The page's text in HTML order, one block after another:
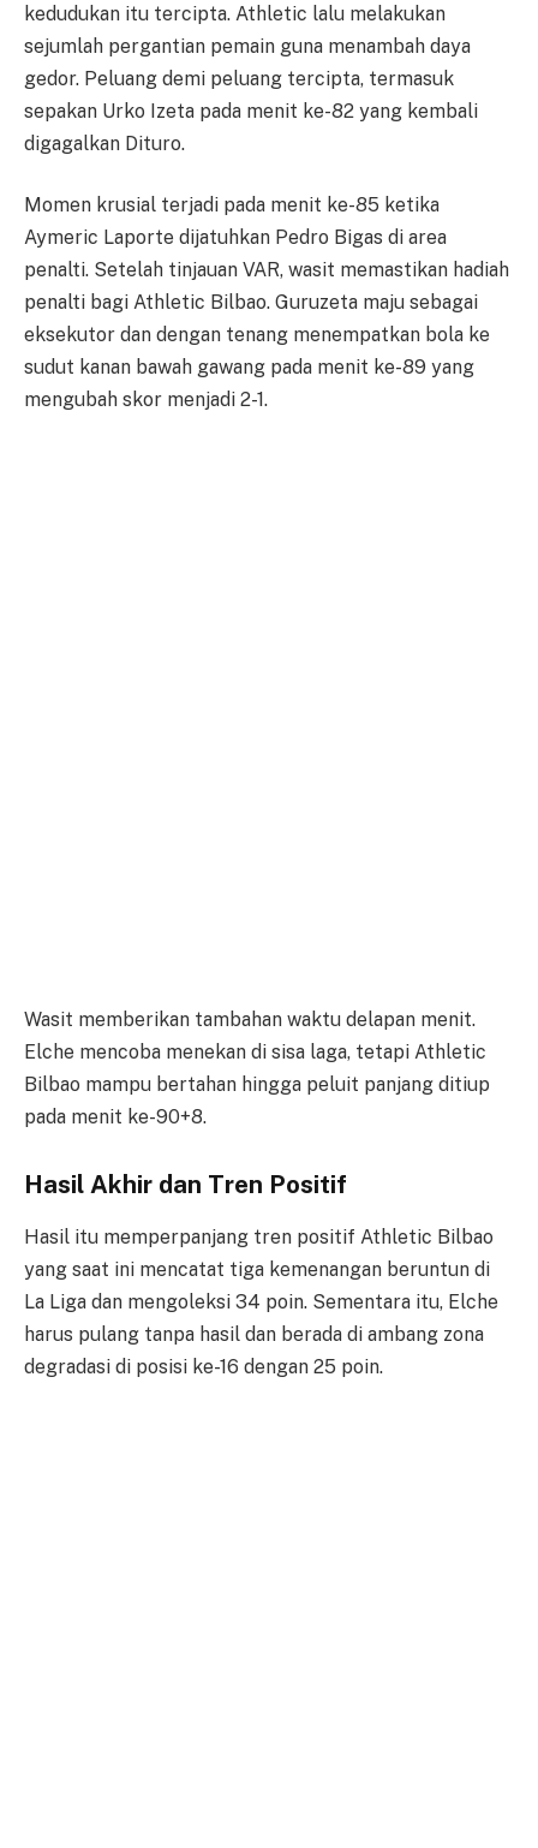
kedudukan itu tercipta. Athletic lalu melakukan
sejumlah pergantian pemain guna menambah daya
gedor. Peluang demi peluang tercipta, termasuk
sepakan Urko Izeta pada menit ke-82 yang kembali
digagalkan Dituro.
Momen krusial terjadi pada menit ke-85 ketika
Aymeric Laporte dijatuhkan Pedro Bigas di area
penalti. Setelah tinjauan VAR, wasit memastikan hadiah
penalti bagi Athletic Bilbao. Guruzeta maju sebagai
eksekutor dan dengan tenang menempatkan bola ke
sudut kanan bawah gawang pada menit ke-89 yang
mengubah skor menjadi 2-1.
Wasit memberikan tambahan waktu delapan menit.
Elche mencoba menekan di sisa laga, tetapi Athletic
Bilbao mampu bertahan hingga peluit panjang ditiup
pada menit ke-90+8.
Hasil Akhir dan Tren Positif
Hasil itu memperpanjang tren positif Athletic Bilbao
yang saat ini mencatat tiga kemenangan beruntun di
La Liga dan mengoleksi 34 poin. Sementara itu, Elche
harus pulang tanpa hasil dan berada di ambang zona
degradasi di posisi ke-16 dengan 25 poin.